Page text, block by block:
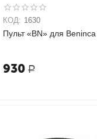
КОД: 1630
Пульт «BN» для Beninca
930 Р